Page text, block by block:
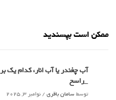
ممکن است بپسندید
آب چغندر یا آب انار، کدام‌
_راسخ
توسطسامان باقری / نوامبر 3, 2025